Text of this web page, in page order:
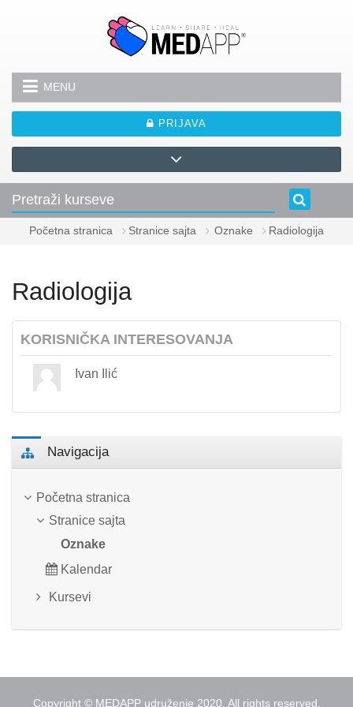
MENU
PRIJAVA
Početna stranica Stranice sajta Oznake Radiologija
Radiologija
KORISNIČKA INTERESOVANJA
Ivan Ilić
Preskoči Navigacija
Navigacija
Početna stranica
Stranice sajta
Oznake
Kalendar
Kursevi
Copyright © MEDAPP udruženje 2020. All rights reserved.